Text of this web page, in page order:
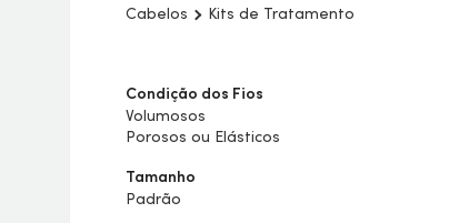
Cabelos
Kits de Tratamento
Condição dos Fios
Volumosos
Porosos ou Elásticos
Tamanho
Padrão